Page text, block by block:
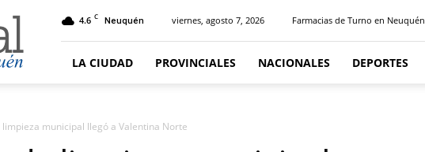
4.6 C Neuquén viernes, agosto 7, 2026 Farmacias de Turno en Neuquén
LA CIUDAD PROVINCIALES NACIONALES DEPORTES
limpieza municipal llegó a Valentina Norte